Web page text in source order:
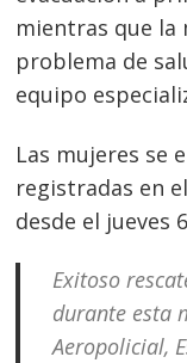
mientras que la
problema de
equipo
Las mujeres se
registradas en
desde el jueves
Exitoso
durante esta
Aeropolicial,
entradas